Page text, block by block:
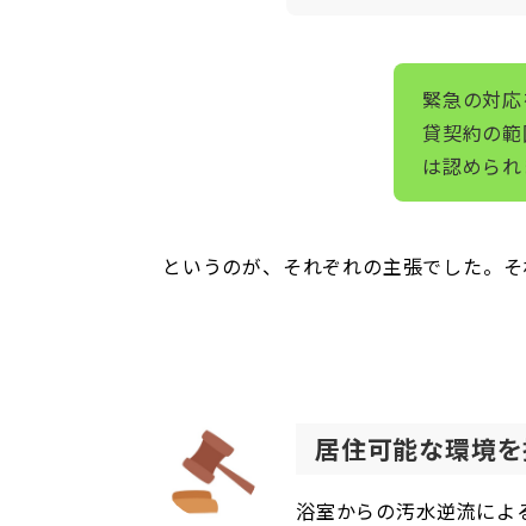
緊急の対
貸契約の
は認められ
というのが、それぞれの主張でした。
居住可能な環境
浴室からの汚水逆流に